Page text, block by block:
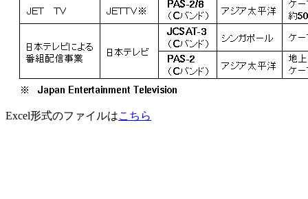
Excel形式のファイルはこちら